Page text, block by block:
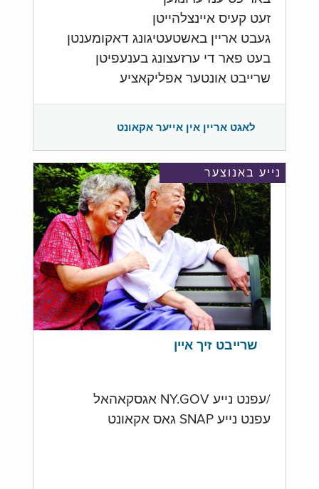
זעט קעיס איינצלהייטן
געבט אריין באשטעטיגונג דאקומענטן
בעט פאר די ערזעצונג בענעפיטן
שרייבט אונטער אפליקאציע
לאגט אריין אין אייער אקאונט
נייע באנוצער
שרייבט זיך איין
/עפנט נייע NY.GOV אגסקאהאל
עפנט נייע SNAP גאס אקאונט